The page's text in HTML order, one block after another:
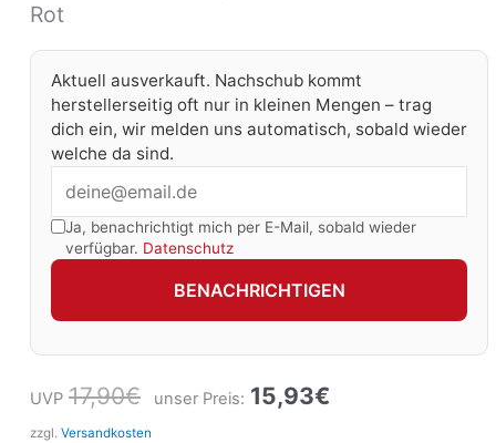
Rot
Aktuell ausverkauft. Nachschub kommt
herstellerseitig oft nur in kleinen Mengen – trag
dich ein, wir melden uns automatisch, sobald wieder
welche da sind.
Ja, benachrichtigt mich per E-Mail, sobald wieder
verfügbar. Datenschutz
BENACHRICHTIGEN
UVP 17,90€ unser Preis: 15,93€
zzgl. Versandkosten